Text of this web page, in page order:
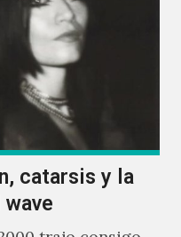
catarsis y la